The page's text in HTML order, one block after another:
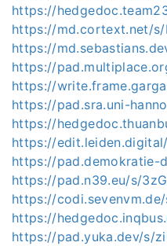
https://
https://md.cortext.net/s/
https://
https://
https://
https://pad.sra.uni-
https://
https://
https://pad.demokratie-
https://pad.n39.eu/s/
https://
https://
https://pad.yuka.dev/s/